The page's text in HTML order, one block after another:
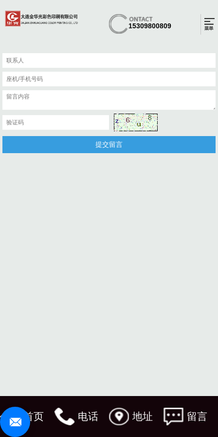
15309800809
首页 电话 地址 留言